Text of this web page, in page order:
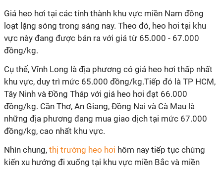
Giá heo hơi tại các tỉnh thành khu vực miền Nam đồng
loạt lặng sóng trong sáng nay. Theo đó, heo hơi tại khu
vực này đang được bán ra với giá từ 65.000 - 67.000
đồng/kg.
Cụ thể, Vĩnh Long là địa phương có giá heo hơi thấp nhất
khu vực, duy trì mức 65.000 đồng/kg.Tiếp đó là TP HCM,
Tây Ninh và Đồng Tháp với giá heo hơi đạt 66.000
đồng/kg. Cần Thơ, An Giang, Đồng Nai và Cà Mau là
những địa phương đang mua giao dịch tại mức 67.000
đồng/kg, cao nhất khu vực.
Nhìn chung, thị trường heo hơi hôm nay tiếp tục chứng
kiến xu hướng đi xuống tại khu vực miền Bắc và miền